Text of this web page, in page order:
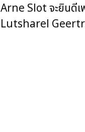
Arne Slot จะยินดีเ
Lutsharel